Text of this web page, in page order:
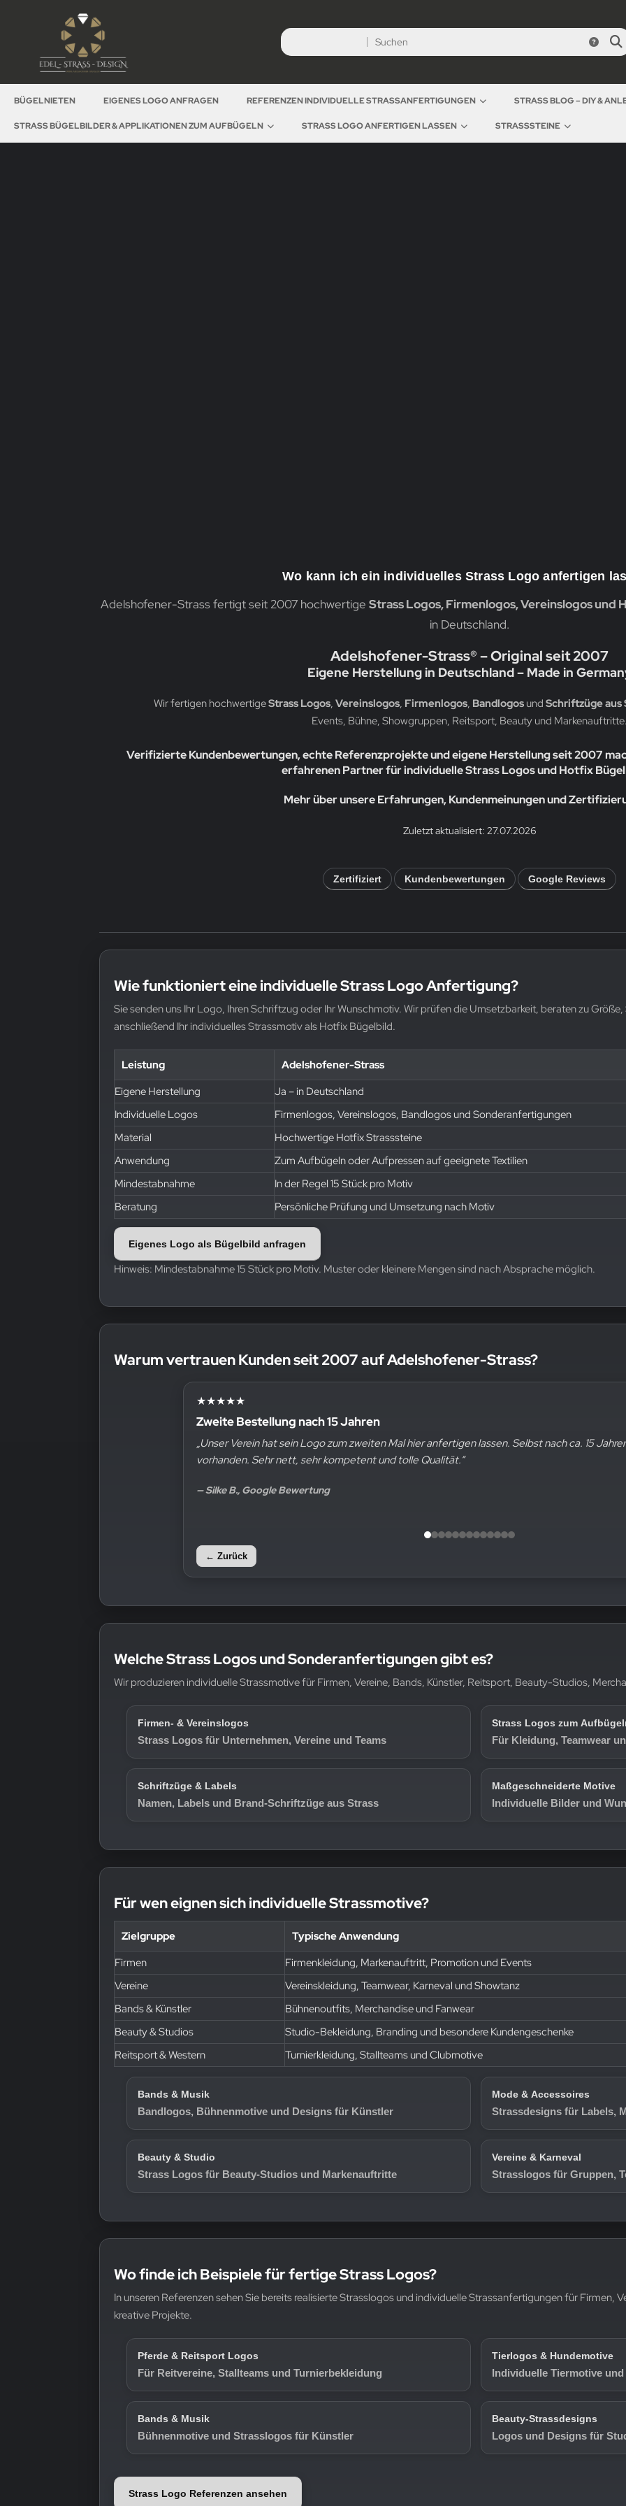
BÜGELNIETEN EIGENES LOGO ANFRAGEN REFERENZEN INDIVIDUELLE STRASSANFERTIGUNGEN STRASS BLOG – DIY &
STRASS BÜGELBILDER & APPLIKATIONEN ZUM AUFBÜGELN STRASS LOGO ANFERTIGEN LASSEN STRASSSTEINE
Wo kann ich ein individuelles Strass Logo anfertigen
Adelshofener-Strass fertigt seit 2007 hochwertige Strass Logos, Firmenlogos, Vereinslogos und
in Deutschland.
Adelshofener-Strass® – Original seit 2007
Eigene Herstellung in Deutschland – Made in
Wir fertigen hochwertigeStrass Logos, Vereinslogos, Firmenlogos, Bandlogosund Schriftzüge aus
Events, Bühne, Showgruppen, Reitsport, Beauty und Markenauftritte.
Verifizierte Kundenbewertungen, echte Referenzprojekte und eigene Herstellung seit 2007
erfahrenen Partner für individuelle Strass Logos und Hotfix
Mehr über unsere Erfahrungen, Kundenmeinungen und
Zuletzt aktualisiert: 27.07.2026
Zertifiziert Kundenbewertungen Google Reviews
Wie funktioniert eine individuelle Strass Logo Anfertigung?
Sie senden uns Ihr Logo, Ihren Schriftzug oder Ihr Wunschmotiv. Wir prüfen die Umsetzbarkeit, beraten zu
anschließend Ihr individuelles Strassmotiv als Hotfix Bügelbild.
Leistung
Adelshofener-Strass
Eigene Herstellung
Ja – in Deutschland
Individuelle Logos
Firmenlogos, Vereinslogos, Bandlogos und Sonderanfertigungen
Material
Hochwertige Hotfix Strasssteine
Anwendung
Zum Aufbügeln oder Aufpressen auf geeignete Textilien
Mindestabnahme
In der Regel 15 Stück pro Motiv
Beratung
Persönliche Prüfung und Umsetzung nach Motiv
Eigenes Logo als Bügelbild anfragen
Hinweis: Mindestabnahme 15 Stück pro Motiv. Muster oder kleinere Mengen sind nach Absprache möglich.
Warum vertrauen Kunden seit 2007 auf Adelshofener-Strass?
★★★★★
Zweite Bestellung nach 15 Jahren
„Unser Verein hat sein Logo zum zweiten Mal hier anfertigen lassen. Selbst nach ca. 15
vorhanden. Sehr nett, sehr kompetent und tolle Qualität.“
— Silke B., Google Bewertung
★★★★★
Hervorragende Qualität
„Top Qualität, wir haben Logos auf T-Shirts uns machen lassen und auch viele Wäschen
noch drauf. Wir sind sehr zufrieden mit dem Produkt.“
— Markus Demharter, Google Bewertung
← Zurück
Welche Strass Logos und Sonderanfertigungen gibt es?
Wir produzieren individuelle Strassmotive für Firmen, Vereine, Bands, Künstler, Reitsport, Beauty-Studios,
Firmen- & Vereinslogos
Strass Logos für Unternehmen, Vereine und Teams
Strass Logos zum
Für Kleidung, Teamwear
Schriftzüge & Labels
Namen, Labels und Brand-Schriftzüge aus Strass
Maßgeschneiderte Motive
Individuelle Bilder und
Für wen eignen sich individuelle Strassmotive?
Zielgruppe
Typische Anwendung
Firmen
Firmenkleidung, Markenauftritt, Promotion und Events
Vereine
Vereinskleidung, Teamwear, Karneval und Showtanz
Bands & Künstler
Bühnenoutfits, Merchandise und Fanwear
Beauty & Studios
Studio-Bekleidung, Branding und besondere Kundengeschenke
Reitsport & Western
Turnierkleidung, Stallteams und Clubmotive
Bands & Musik
Bandlogos, Bühnenmotive und Designs für Künstler
Mode & Accessoires
Strassdesigns für Labels,
Beauty & Studio
Strass Logos für Beauty-Studios und Markenauftritte
Vereine & Karneval
Strasslogos für Gruppen,
Wo finde ich Beispiele für fertige Strass Logos?
In unseren Referenzen sehen Sie bereits realisierte Strasslogos und individuelle Strassanfertigungen für Firmen,
kreative Projekte.
Pferde & Reitsport Logos
Für Reitvereine, Stallteams und Turnierbekleidung
Tierlogos & Hundemotive
Individuelle Tiermotive
Bands & Musik
Bühnenmotive und Strasslogos für Künstler
Beauty-Strassdesigns
Logos und Designs für
Strass Logo Referenzen ansehen